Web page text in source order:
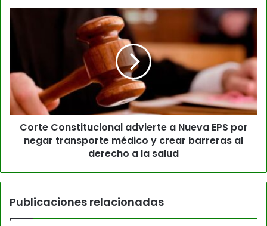
Corte Constitucional advierte a Nueva EPS por
negar transporte médico y crear barreras al
derecho a la salud
Publicaciones relacionadas